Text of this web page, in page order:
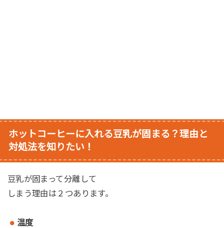
ホットコーヒーに入れる豆乳が固まる？理由と
対処法を知りたい！
豆乳が固まって分離して
しまう理由は２つあります。
温度